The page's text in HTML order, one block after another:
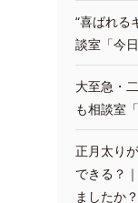
“喜ばれる
談室「今
大至急・
も相談室
正月太り
できる？
ましたか